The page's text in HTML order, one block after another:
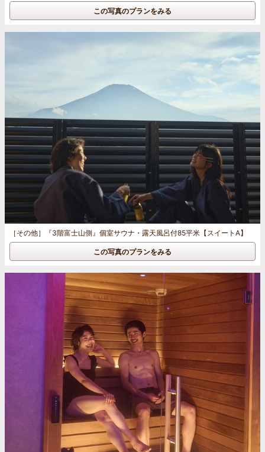
この写真のプランをみる
［その他］ 『3階富士山側』個室サウナ・露天風呂付85平米【スイートA】
この写真のプランをみる